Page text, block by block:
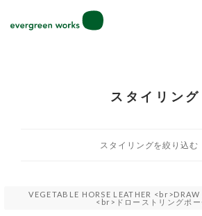
2027年ご入学用ランドセル受注会ス
スタイリング
VEGETABLE HORSE LEATHER
<br>ドローストリングポー